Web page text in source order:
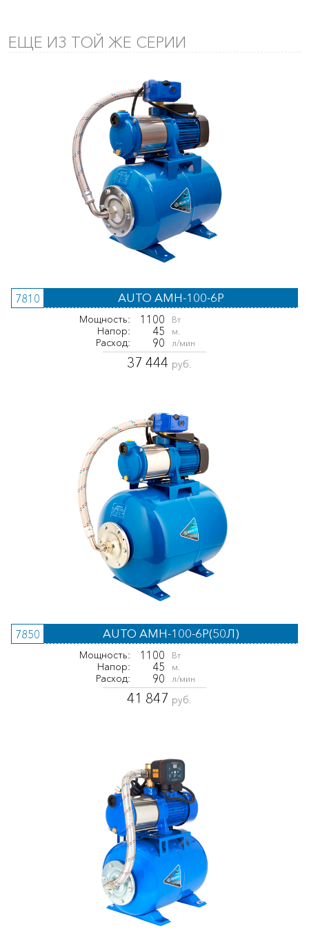
ЕЩЕ ИЗ ТОЙ ЖЕ СЕРИИ
7810 AUTO AMH-100-6P
Мощность: 1100 Вт
Напор: 45 м.
Расход: 90 л/мин
37 444 руб.
7850 AUTO AMH-100-6P(50Л)
Мощность: 1100 Вт
Напор: 45 м.
Расход: 90 л/мин
41 847 руб.